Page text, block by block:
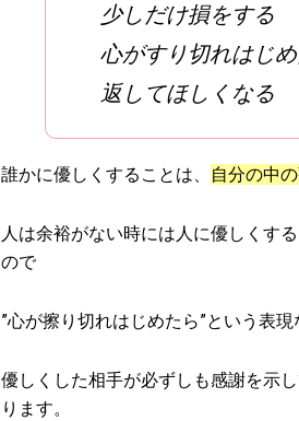
少しだけ損をする
心がすり切れはじ
返してほしくなる
誰かに優しくすることは、 自分の中
人は余裕がない時には人に優しくす
ので
”心が擦り切れはじめたら”という表現
優しくした相手が必ずしも感謝を示
ります。